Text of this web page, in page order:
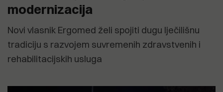
modernizacija
Novi vlasnik Ergomed želi spojiti dugu lječilišnu
tradiciju s razvojem suvremenih zdravstvenih i
rehabilitacijskih usluga